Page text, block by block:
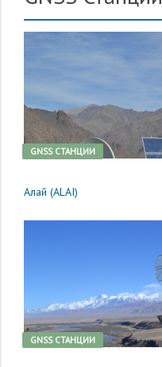
GNSS CТАНЦИИ
Алай (ALAI)
GNSS CТАНЦИИ